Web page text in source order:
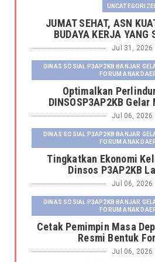
JUMAT SEHAT, ASN
BUDAYA KERJA YANG
Jul 31, 2026
DINAS SOSIAL P3AP2KB BANJAR
FORUM ANAK
Optimalkan
DINSOSP3AP2KB Gelar
Jul 06, 2026
DINAS SOSIAL P3AP2KB BANJAR
FORUM ANAK
Tingkatkan Ekonomi
Dinsos P3AP2KB
Jul 06, 2026
DINAS SOSIAL P3AP2KB BANJAR
FORUM ANAK
Cetak Pemimpin Masa
Resmi Bentuk
Jul 06, 2026